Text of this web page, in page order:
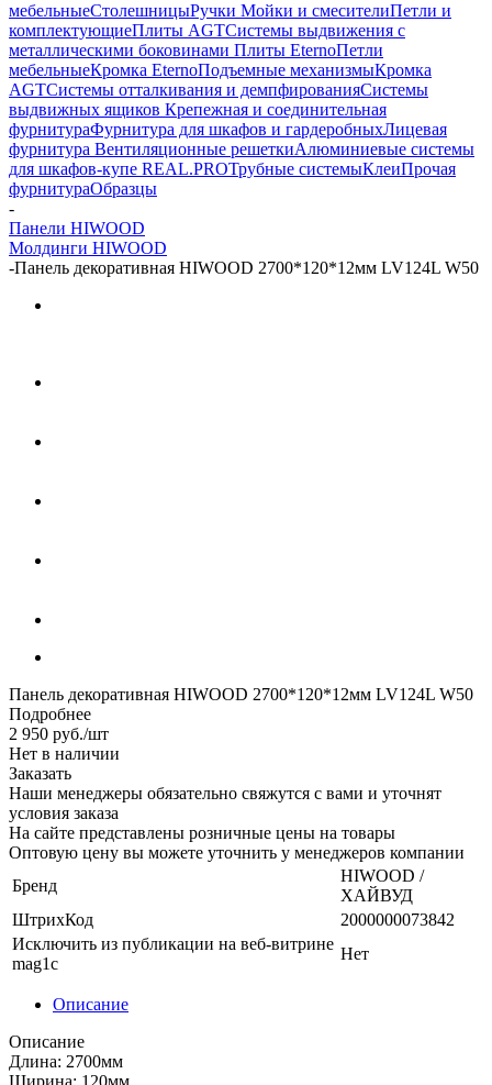
мебельныеСтолешницыРучки Мойки и смесителиПетли и
комплектующиеПлиты AGTСистемы выдвижения с
металлическими боковинами Плиты EternoПетли
мебельныеКромка EternoПодъемные механизмыКромка
AGTСистемы отталкивания и демпфированияСистемы
выдвижных ящиков Крепежная и соединительная
фурнитураФурнитура для шкафов и гардеробныхЛицевая
фурнитура Вентиляционные решеткиАлюминиевые системы
для шкафов-купе REAL.PROТрубные системыКлеиПрочая
фурнитураОбразцы
-
Панели HIWOOD
Молдинги HIWOOD
-Панель декоративная HIWOOD 2700*120*12мм LV124L W50
Панель декоративная HIWOOD 2700*120*12мм LV124L W50
Подробнее
2 950 руб./шт
Нет в наличии
Заказать
Наши менеджеры обязательно свяжутся с вами и уточнят
условия заказа
На сайте представлены розничные цены на товары
Оптовую цену вы можете уточнить у менеджеров компании
Бренд
HIWOOD /
ХАЙВУД
ШтрихКод
2000000073842
Исключить из публикации на веб-витрине
mag1c
Нет
Описание
Описание
Длина: 2700мм
Ширина: 120мм